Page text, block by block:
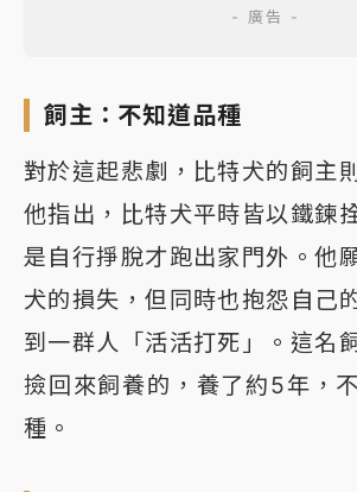
飼主：不知道品種
對於這起悲劇，比特犬的飼主
他指出，比特犬平時皆以鐵鍊
是自行掙脫才跑出家門外。他
犬的損失，但同時也抱怨自己
到一群人「活活打死」。這名
撿回來飼養的，養了約5年，
種。